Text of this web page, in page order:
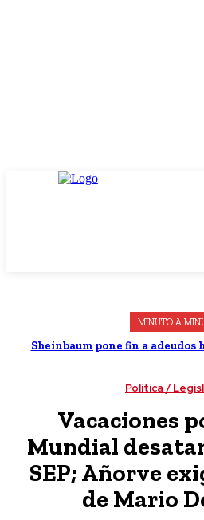
MINUTO A
Sheinbaum pone fin a
Política /
Vacaciones
Mundial
SEP; Añorve
de Mario